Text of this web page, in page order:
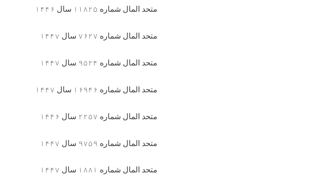
متحد المال شماره ۱۱۸۲۵ سال ۱۴۴۶
متحد المال شماره ۷۶۲۷ سال ۱۴۴۷
متحد المال شماره ۹۵۲۴ سال ۱۴۴۷
متحد المال شماره ۱۶۹۴۶ سال ۱۴۴۷
متحد المال شماره ۲۲۵۷ سال ۱۴۴۶
متحد المال شماره ۹۷۵۹ سال ۱۴۴۷
متحد المال شماره ۱۸۸۱ سال ۱۴۴۷